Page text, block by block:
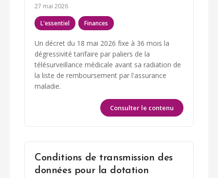
27 mai 2026
L'essentiel Finances
Un décret du 18 mai 2026 fixe à 36 mois la
dégressivité tarifaire par paliers de la
télésurveillance médicale avant sa radiation de
la liste de remboursement par l'assurance
maladie.
Consulter le contenu
Conditions de transmission des
données pour la dotation